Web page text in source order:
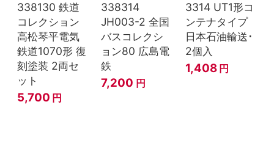
338130 鉄道
コレクション
高松琴平電気
鉄道1070形 復
刻塗装 2両セ
ット
5,700 円
338314
JH003-2 全国
バスコレクシ
ョン80 広島電
鉄
7,200 円
3314 UT1形コ
ンテナタイプ
日本石油輸送･
2個入
1,408 円